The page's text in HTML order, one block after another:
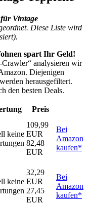
für Vintage
Diese Liste wird
spart Ihr Geld!
analysieren wir
Diejenigen
herausgefiltert.
den besten Deals.
Preis
keine
109,99
EUR
82,48
EUR
Bei
Amazon
kaufen*
keine
32,29
EUR
27,45
EUR
Bei
Amazon
kaufen*